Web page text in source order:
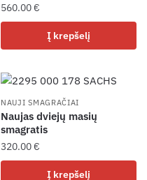
560.00€
Į krepšelį
NAUJI SMAGRAČIAI
Naujas dviejų masių
smagratis
320.00€
Į krepšelį